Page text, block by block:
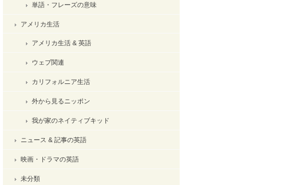
単語・フレーズの意味
アメリカ生活
アメリカ生活 & 英語
ウェブ関連
カリフォルニア生活
外から見るニッポン
我が家のネイティブキッド
ニュース & 記事の英語
映画・ドラマの英語
未分類